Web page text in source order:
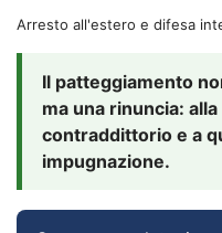
Arresto all'estero e difesa
Il patteggiamento
ma una rinuncia:
contraddittorio e a
impugnazione.